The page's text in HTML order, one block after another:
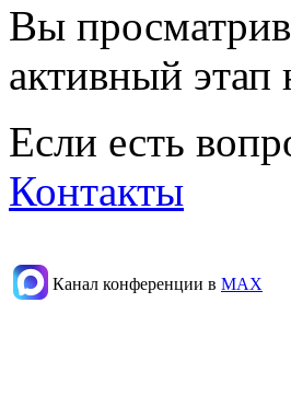
Вы
активный этап
Если есть
Контакты
Канал конференции в МАХ